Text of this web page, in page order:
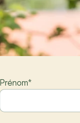
Prénom*